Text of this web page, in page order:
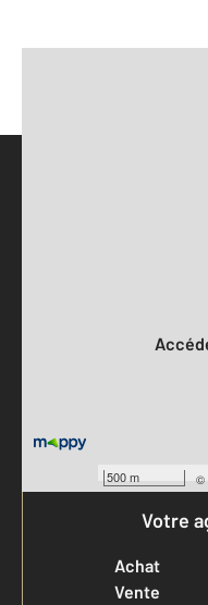
500 m ©
Votre
Achat
Vente